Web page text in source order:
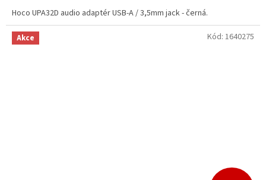
Hoco UPA32D audio adaptér USB-A / 3,5mm jack - černá.
Akce Kód: 1640275